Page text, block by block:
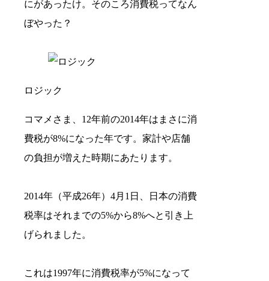
にがあったけ。そのころ消費税ってなん
ぼやった？
ロジック
コマメさま、12年前の2014年はまさに消
費税が8%になった年です。家計や店舗
の負担が増えた時期にあたります。
2014年（平成26年）4月1日、日本の消費
税率はそれまでの5%から8%へと引き上
げられました。
これは1997年に消費税率が5%になって